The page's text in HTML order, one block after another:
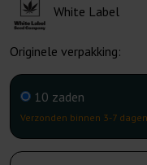
White Label
Originele verpakking:
10 zaden
Verzonden binnen 3-7 dagen